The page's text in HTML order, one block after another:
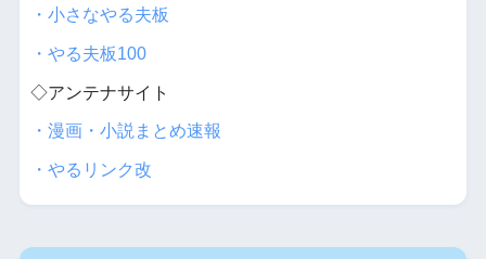
・小さなやる夫板
・やる夫板100
◇アンテナサイト
・漫画・小説まとめ速報
・やるリンク改